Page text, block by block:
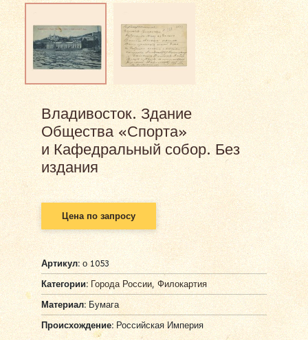
Владивосток. Здание
Общества «Спорта»
и Кафедральный собор. Без
издания
Цена по запросу
Артикул:о 1053
Категории: Города России,Филокартия
Материал:Бумага
Происхождение:Российская Империя